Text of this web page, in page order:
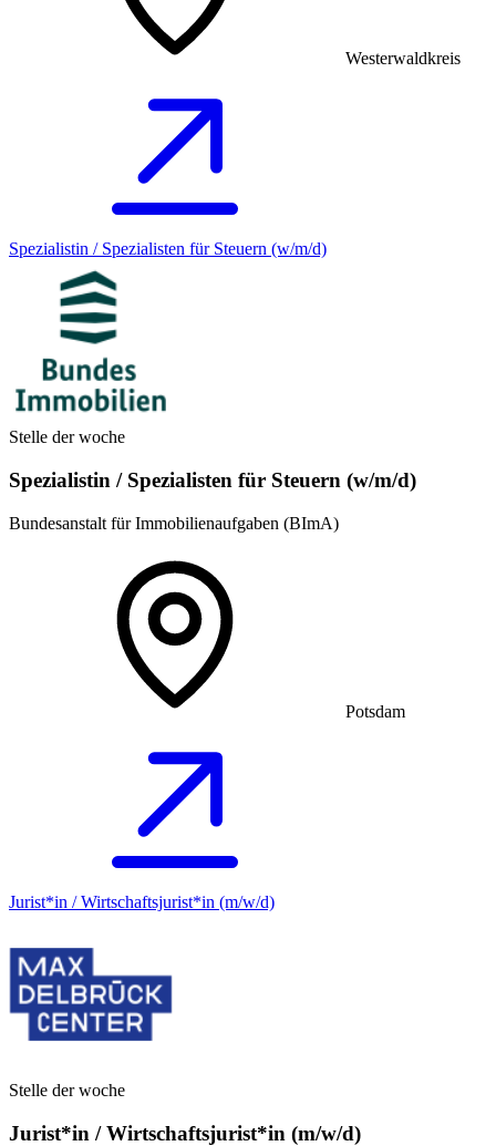
Westerwaldkreis
Spezialistin / Spezialisten für Steuern (w/m/d)
Stelle der woche
Spezialistin / Spezialisten für Steuern (w/m/d)
Bundesanstalt für Immobilienaufgaben (BImA)
Potsdam
Jurist*in / Wirtschafts­jurist*in (m/w/d)
Stelle der woche
Jurist*in / Wirtschafts­jurist*in (m/w/d)